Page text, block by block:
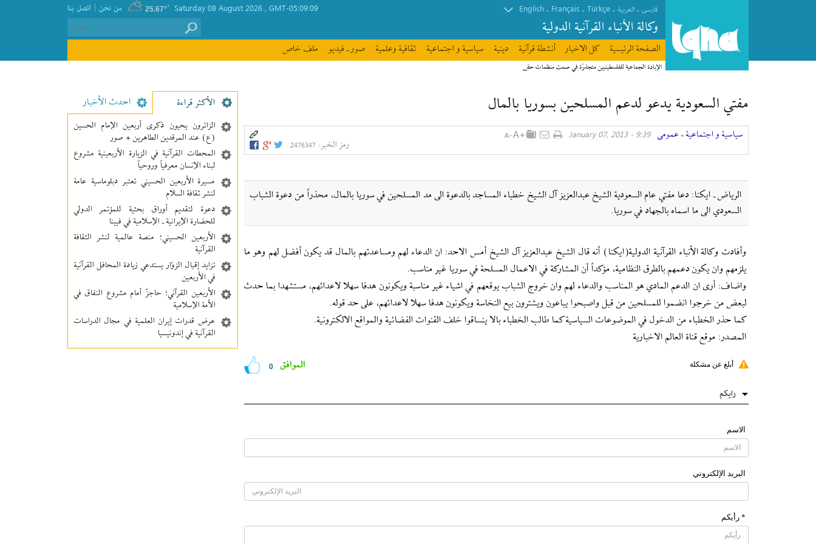
فارسی . العربیة .
Türkçe
.
Français
.
English
وکالة الأنباء القرآنیة الدولیة
اتصل بنا | من نحن GMT-05:09:09
25.67°
الصفحة الرئیسیة كل الاخبار أنشطة قرآنیة دينية سیاسیة و اجتماعیة ثقافیة وعلمیة صور ـ فيديو ملف خاص
الإبادة الجماعية للفلسطينيين متجذرّة في صمت منظمات حقوق الإنسان
مفتي السعودية يدعو لدعم المسلحين بسوريا بالمال
سیاسیة و اجتماعیة » عمومی 9:39 - January 07, 2013
رمز الخبر:2476347
الرياض ـ ايكنا: دعا مفتي عام السعودية الشيخ عبدالعزيز آل الشيخ خطباء المساجد بالدعوة الى مد المسلحين في سوريا بالمال، محذراً من دعوة الشباب
السعودي الى ما اسماه بالجهاد في سوريا.
وأفادت وكالة الأنباء القرآنية الدولية(ايكنا) أنه قال الشيخ عبدالعزيز آل الشيخ أمس الاحد: ان الدعاء لهم ومساعدتهم بالمال قد يكون أفضل لهم وهو ما
يلزمهم وان يكون دعمهم بالطرق النظامية، مؤكداً أن المشاركة في الاعمال المسلحة في سوريا غير مناسب.
واضاف: أرى ان الدعم المادي هو المناسب والدعاء لهم وان خروج الشباب يوقعهم في اشياء غير مناسبة ويكونون هدفا سهلا لاعدائهم، مستشهدا بما حدث
لبعض من خرجوا انضموا للمسلحين من قبل واصبحوا يباعون ويشترون بيع النخاسة ويكونون هدفا سهلا لاعدائهم، على حد قوله.
كما حذر الخطباء من الدخول في الموضوعات السياسية كما طالب الخطباء بالا ينساقوا خلف القنوات الفضائية والمواقع الالكترونية.
المصدر: موقع قناة العالم الاخبارية
أبلغ عن مشكلة 0 الموافق
رایکم
الاسم
البرید الإلکتروني
* رأیکم
الأکثر قراءة احدث الأخبار
الزائرون يحيون ذكرى أربعين الإمام الحسين
(ع) عند المرقدين الطاهرين + صور
المحطات القرآنية في الزيارة الأربعينية مشروع
لبناء الإنسان معرفیاً وروحياً
مسيرة الأربعين الحسيني تعتبر دبلوماسية عامة
لنشر ثقافة السلام
دعوة لتقديم أوراق بحثية للمؤتمر الدولي
للحضارة الإيرانية ـ الإسلامية في فيينا
الأربعين الحسيني؛ منصة عالمية لنشر الثقافة
القرآنية
تزايد إقبال الزوّار يستدعي زيادة المحافل القرآنية
في الأربعين
الأربعين القرآني؛ حاجزٌ أمام مشروع النفاق في
الأمة الإسلامية
عرض قدرات إيران العلمية في مجال الدراسات
القرآنية في إندونيسيا